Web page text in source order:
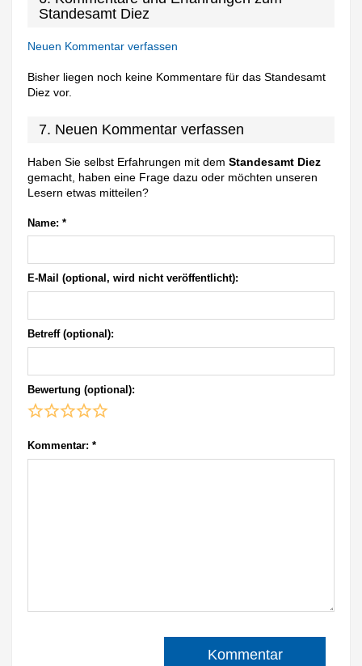
Standesamt Diez
Neuen Kommentar verfassen
Bisher liegen noch keine Kommentare für das Standesamt
Diez vor.
7. Neuen Kommentar verfassen
Haben Sie selbst Erfahrungen mit demStandesamt Diez
gemacht, haben eine Frage dazu oder möchten unseren
Lesern etwas mitteilen?
Name: *
E-Mail (optional, wird nicht veröffentlicht):
Betreff (optional):
Bewertung (optional):
Kommentar: *
Kommentar